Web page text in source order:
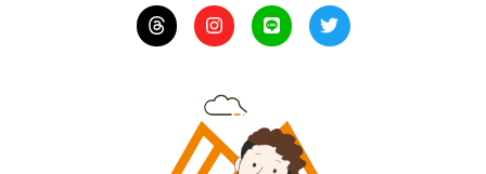
I
n
s
g
r
a
m
L
i
n
T
w
i